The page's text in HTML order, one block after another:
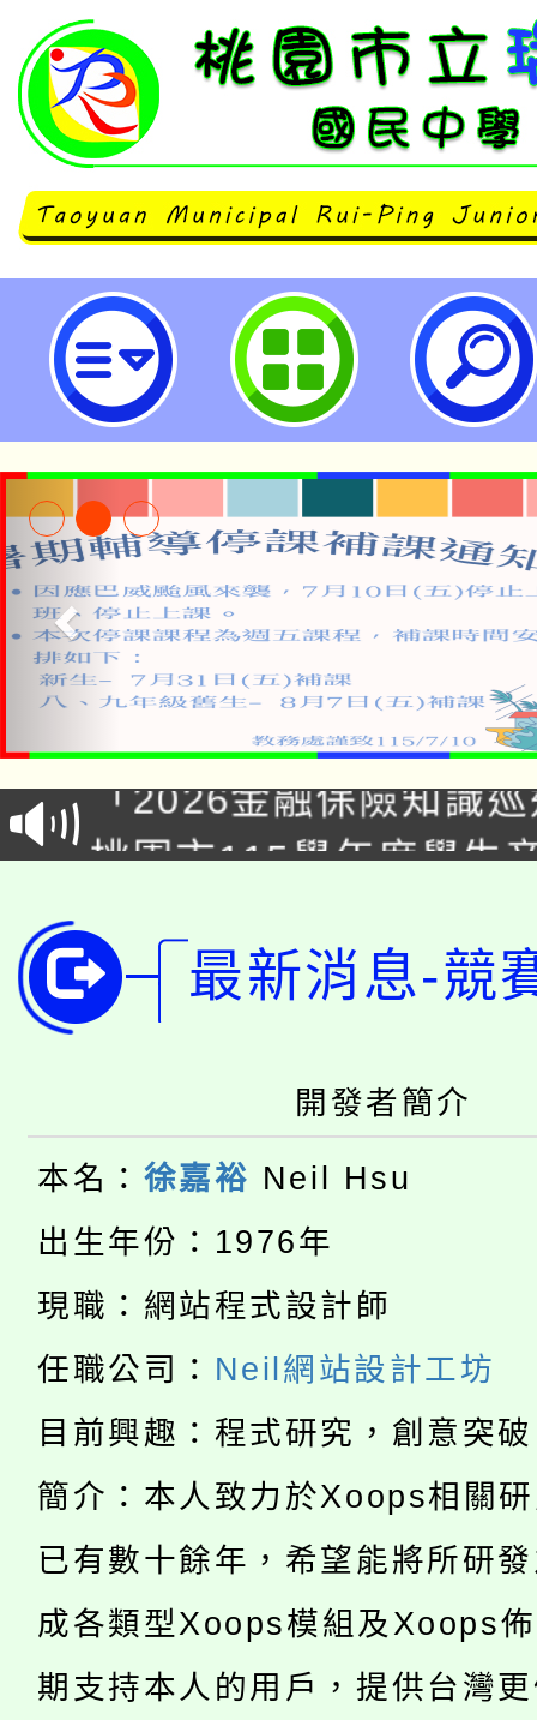
neilrpjhstyc網站設計者：徐嘉
公告本校115學年度第
代理(課)教師甄選結果(
「2026金融保險知識
車」活動
桃園市115學年度學生
代理(課)教師甄選結果(
公告本校115學年度第
代理(課)教師甄選結果(
轉知中國文化大學推廣
《TA101》溝通分析基
程，歡迎學生輔導中心
心理、諮商輔導、社會
系所師生報名參加。
轉知苗栗縣政府辦理
縣市「校園短影音徵選
門員」簡章及活動海報
踴躍報名參加。
桃園市115學年度學生
「桃園市補助參觀特色
展演活動實施計畫」
115年度「教育部表揚
義教育推展貢獻獎」
公告本校115學年度第
代理(課)教師甄選結果(
「2026金融保險知識
車」活動
桃園市115學年度學生
生本土語及新住民語歌
公告本校115學年度第
代理(課)教師甄選結果(
公告本校115學年度第
代理(課)教師甄選結果(
轉知中國文化大學推廣
《TA101》溝通分析基
轉知苗栗縣政府辦理
最新消息-競
開發者簡介
本名： 徐嘉裕 Neil Hsu
出生年份：1976年
現職：網站程式設計師
任職公司： Neil網站設計工坊
目前興趣：程式研究，創意突
簡介：本人致力於Xoops相關
已有數十餘年，希望能將所研
成各類型Xoops模組及Xoops
期支持本人的用戶，提供台灣